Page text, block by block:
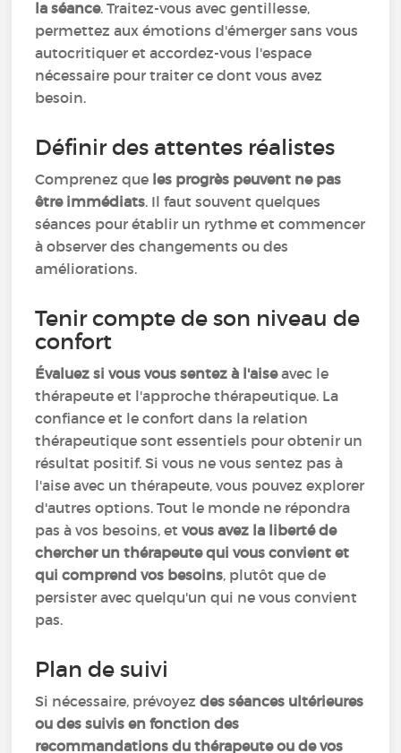
la séance. Traitez-vous avec gentillesse,
permettez aux émotions d'émerger sans vous
autocritiquer et accordez-vous l'espace
nécessaire pour traiter ce dont vous avez
besoin.
Définir des attentes réalistes
Comprenez que les progrès peuvent ne pas
être immédiats. Il faut souvent quelques
séances pour établir un rythme et commencer
à observer des changements ou des
améliorations.
Tenir compte de son niveau de
confort
Évaluez si vous vous sentez à l'aiseavec le
thérapeute et l'approche thérapeutique. La
confiance et le confort dans la relation
thérapeutique sont essentiels pour obtenir un
résultat positif. Si vous ne vous sentez pas à
l'aise avec un thérapeute, vous pouvez explorer
d'autres options. Tout le monde ne répondra
pas à vos besoins, etvous avez la liberté de
chercher un thérapeute qui vous convient et
qui comprend vos besoins, plutôt que de
persister avec quelqu'un qui ne vous convient
pas.
Plan de suivi
Si nécessaire, prévoyezdes séances ultérieures
ou des suivis en fonction des
recommandations du thérapeute ou de vos